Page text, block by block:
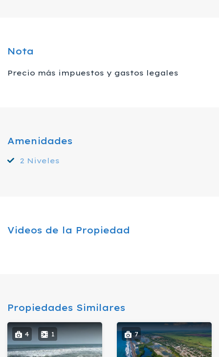
Nota
Precio más impuestos y gastos legales
Amenidades
2 Niveles
Videos de la Propiedad
Propiedades Similares
4 1 7